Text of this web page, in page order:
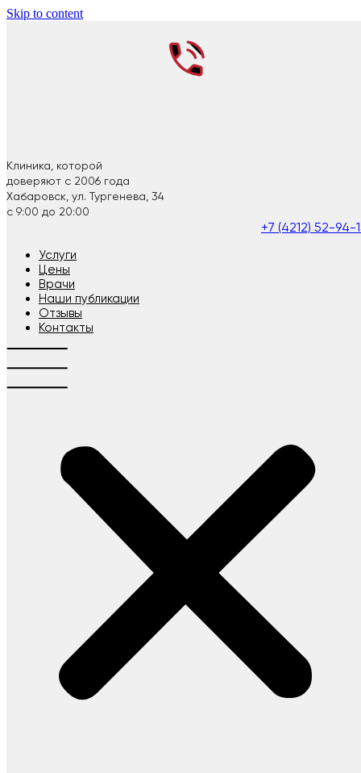
Skip to content
Клиника, которой
доверяют с 2006 года
Хабаровск, ул. Тургенева, 34
с 9:00 до 20:00
+7 (4212) 52-94-
Услуги
Цены
Врачи
Наши публикации
Отзывы
Контакты